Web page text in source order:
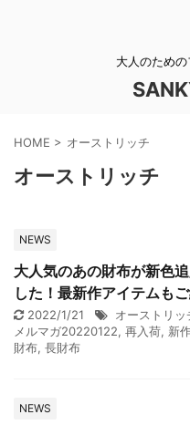
大人のため
HOME > オーストリッチ
オーストリッチ
NEWS
大人気のあの財布が新色
した！最新作アイテムもご
2022/1/21 オーストリッ
メルマガ20220122, 再入荷, 新
財布, 長財布
NEWS